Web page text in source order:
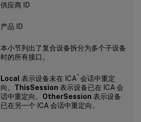
供应商 ID
产品 ID
本小节列出了复合设备拆分为多个子设备
时的所有接口。
Local 表示设备未在 ICA ® 会话中重定
向。 ThisSession 表示设备已在 ICA 会
话中重定向。 OtherSession 表示设备
已在另一个 ICA 会话中重定向。